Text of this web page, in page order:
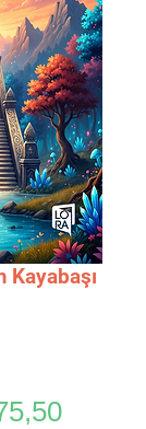
Kayabaşı
İndirimli